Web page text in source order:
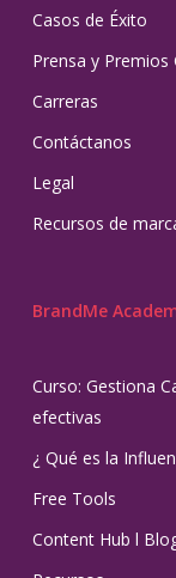
Casos de Éxito
Prensa y Premios
Carreras
Contáctanos
Legal
Recursos de
BrandMe
Curso: Gestiona
efectivas
¿ Qué es la
Free Tools
Content Hub l